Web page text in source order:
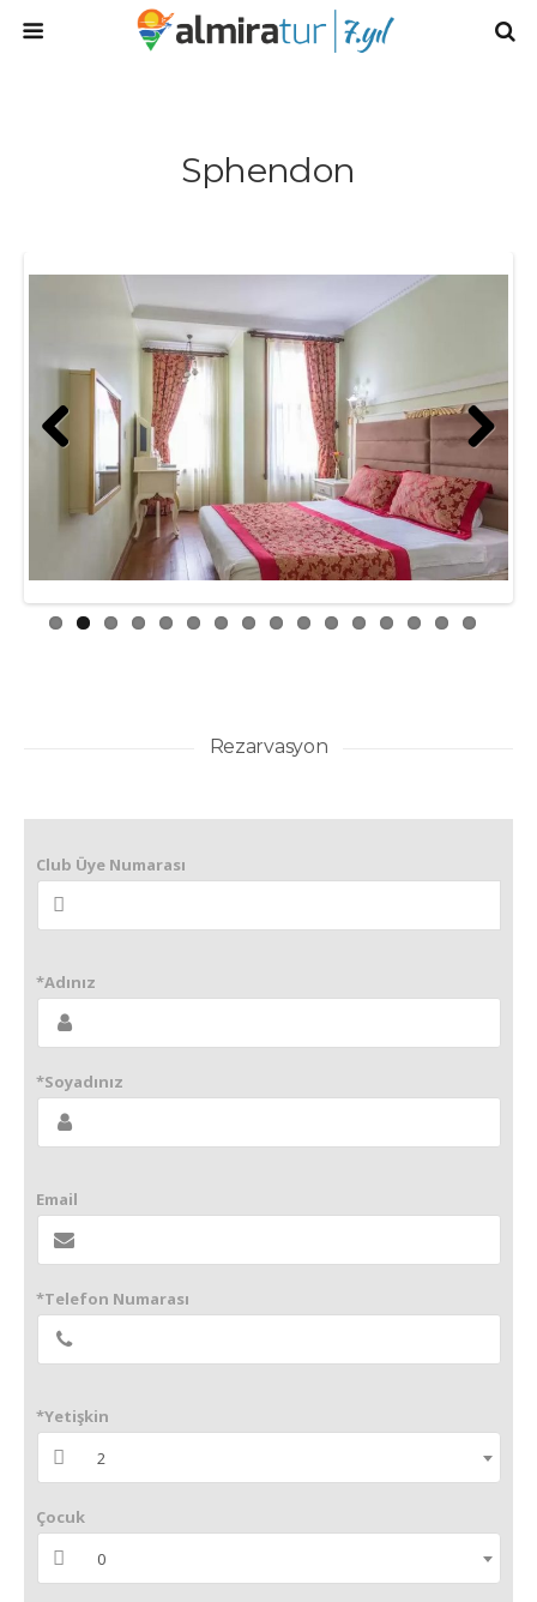
Sphendon
Next
Rezarvasyon
Club Üye Numarası
*Adınız
*Soyadınız
Email
*Telefon Numarası
*Yetişkin
2
Çocuk
0